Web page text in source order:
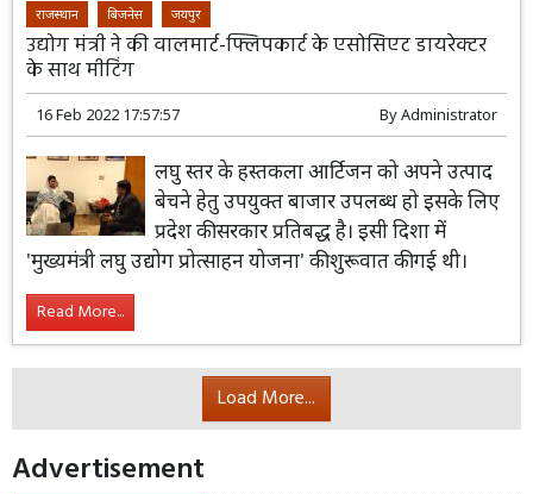
राजस्थान बिजनेस जयपुर
उद्योग मंत्री ने की वालमार्ट-फ्लिपकार्ट के एसोसिएट डायरेक्टर
के साथ मीटिंग
16 Feb 2022 17:57:57 ByAdministrator
लघु स्तर के हस्तकला आर्टिजन को अपने उत्पाद
बेचने हेतु उपयुक्त बाजार उपलब्ध हो इसके लिए
प्रदेश की सरकार प्रतिबद्ध है। इसी दिशा में
'मुख्यमंत्री लघु उद्योग प्रोत्साहन योजना' की शुरूवात की गई थी।
Read More...
Load More...
Advertisement